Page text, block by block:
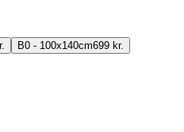
B0 - 100x140cm699 kr.